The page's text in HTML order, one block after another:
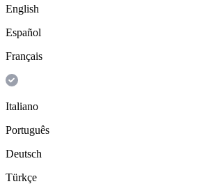
English
Español
Français
Italiano
Português
Deutsch
Türkçe